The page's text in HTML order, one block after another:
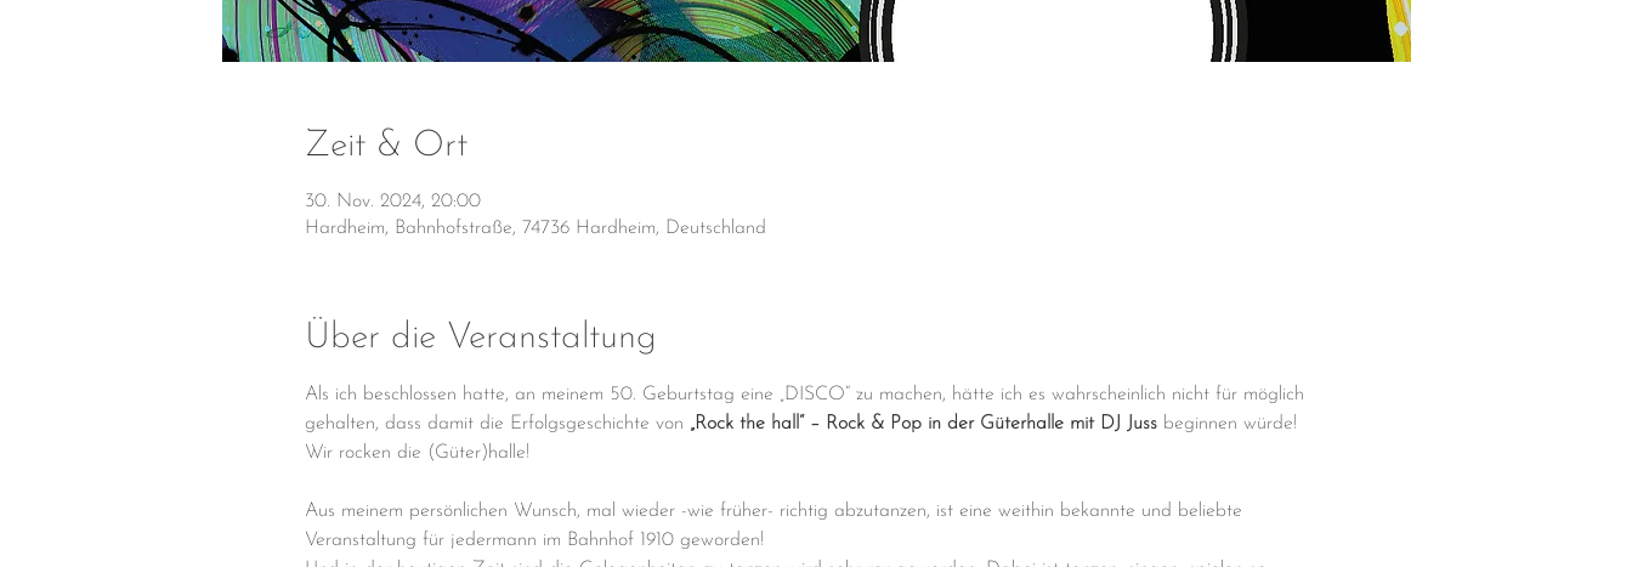
Zeit & Ort
30. Nov. 2024, 20:00
Hardheim, Bahnhofstraße, 74736 Hardheim, Deutschland
Über die Veranstaltung
Als ich beschlossen hatte, an meinem 50. Geburtstag eine „DISCO“ zu machen, hätte ich es wahrscheinlich nicht für möglich
gehalten, dass damit die Erfolgsgeschichte von „Rock the hall“ – Rock & Pop in der Güterhalle mit DJ Juss beginnen würde!
Wir rocken die (Güter)halle!
Aus meinem persönlichen Wunsch, mal wieder -wie früher- richtig abzutanzen, ist eine weithin bekannte und beliebte
Veranstaltung für jedermann im Bahnhof 1910 geworden!